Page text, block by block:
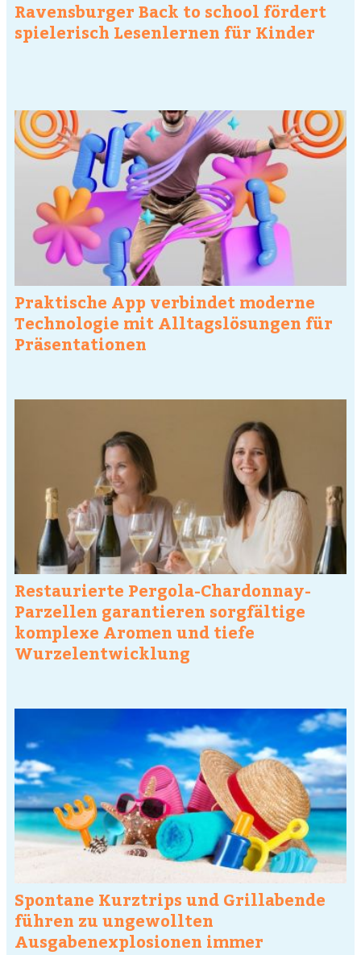
Ravensburger Back to school fördert
spielerisch Lesenlernen für Kinder
Praktische App verbindet moderne
Technologie mit Alltagslösungen für
Präsentationen
Restaurierte Pergola-Chardonnay-
Parzellen garantieren sorgfältige
komplexe Aromen und tiefe
Wurzelentwicklung
Spontane Kurztrips und Grillabende
führen zu ungewollten
Ausgabenexplosionen immer